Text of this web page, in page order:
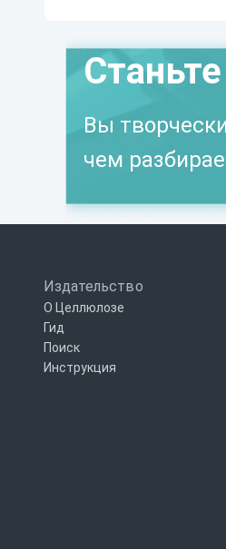
Вы
чем
Издательство
О Целлюлозе
Гид
Поиск
Инструкция